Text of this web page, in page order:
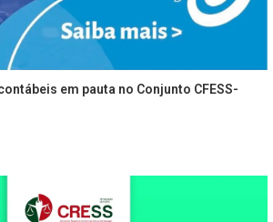
em pauta no Conjunto CFESS-